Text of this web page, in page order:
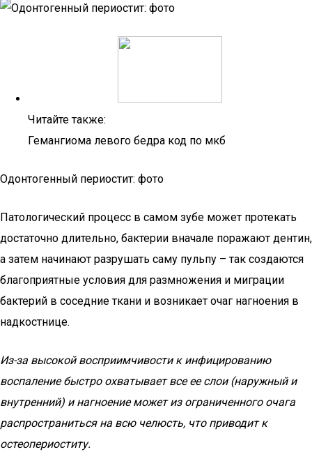
Читайте также:
Гемангиома левого бедра код по мкб
Одонтогенный периостит: фото
Патологический процесс в самом зубе может протекать
достаточно длительно, бактерии вначале поражают дентин,
а затем начинают разрушать саму пульпу – так создаются
благоприятные условия для размножения и миграции
бактерий в соседние ткани и возникает очаг нагноения в
надкостнице.
Из-за высокой восприимчивости к инфицированию
воспаление быстро охватывает все ее слои (наружный и
внутренний) и нагноение может из ограниченного очага
распространиться на всю челюсть, что приводит к
остеопериоститу.